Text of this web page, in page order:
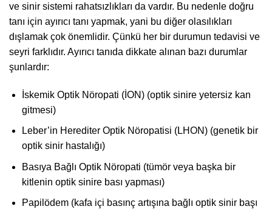
ve sinir sistemi rahatsızlıkları da vardır. Bu nedenle doğru
tanı için ayırıcı tanı yapmak, yani bu diğer olasılıkları
dışlamak çok önemlidir. Çünkü her bir durumun tedavisi ve
seyri farklıdır. Ayırıcı tanıda dikkate alınan bazı durumlar
şunlardır:
İskemik Optik Nöropati (İON) (optik sinire yetersiz kan
gitmesi)
Leber’in Herediter Optik Nöropatisi (LHON) (genetik bir
optik sinir hastalığı)
Basıya Bağlı Optik Nöropati (tümör veya başka bir
kitlenin optik sinire bası yapması)
Papilödem (kafa içi basınç artışına bağlı optik sinir başı